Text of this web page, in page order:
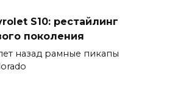
S10: рестайлинг
поколения
назад рамные пикапы